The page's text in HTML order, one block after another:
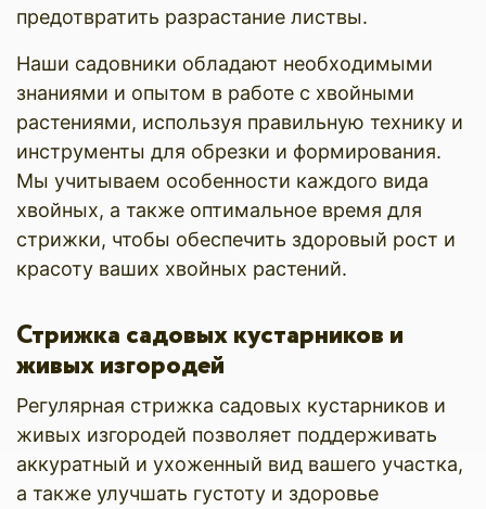
предотвратить разрастание листвы.
Наши садовники обладают необходимыми
знаниями и опытом в работе с хвойными
растениями, используя правильную технику и
инструменты для обрезки и формирования.
Мы учитываем особенности каждого вида
хвойных, а также оптимальное время для
стрижки, чтобы обеспечить здоровый рост и
красоту ваших хвойных растений.
Стрижка садовых кустарников и
живых изгородей
Регулярная стрижка садовых кустарников и
живых изгородей позволяет поддерживать
аккуратный и ухоженный вид вашего участка,
а также улучшать густоту и здоровье